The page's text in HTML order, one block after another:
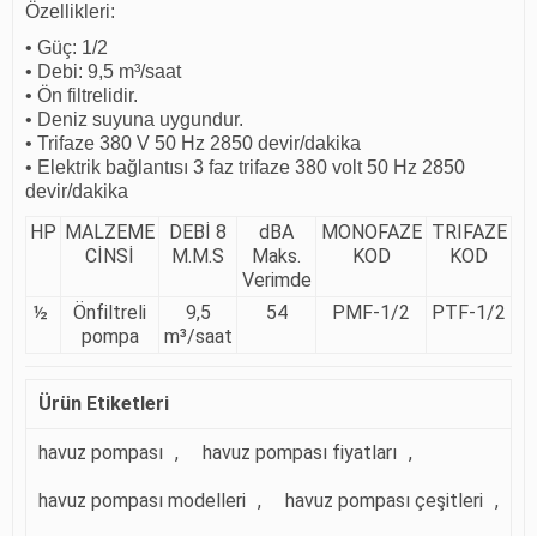
Özellikleri:
• Güç: 1/2
• Debi: 9,5 m³/saat
• Ön filtrelidir.
• Deniz suyuna uygundur.
• Trifaze 380 V 50 Hz 2850 devir/dakika
• Elektrik bağlantısı 3 faz trifaze 380 volt 50 Hz 2850
devir/dakika
HP MALZEME
CİNSİ
DEBİ 8
M.M.S
dBA
Maks.
Verimde
MONOFAZE
KOD
TRIFAZE
KOD
½
Önfiltreli
pompa
9,5
m³/saat
54 PMF-1/2 PTF-1/2
Ürün Etiketleri
havuz pompası , havuz pompası fiyatları ,
havuz pompası modelleri , havuz pompası çeşitleri ,